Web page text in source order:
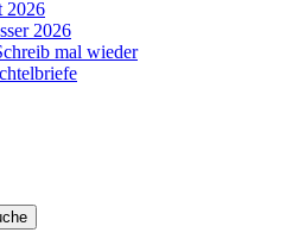
2026
2026
mal wieder